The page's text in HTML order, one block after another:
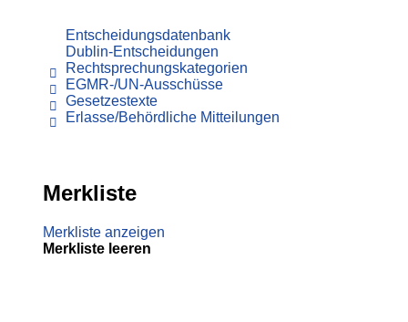
Entscheidungsdatenbank
Dublin-Entscheidungen
Rechtsprechungskategorien
EGMR-/UN-Ausschüsse
Gesetzestexte
Erlasse/Behördliche Mitteilungen
Merkliste
Merkliste anzeigen
Merkliste leeren